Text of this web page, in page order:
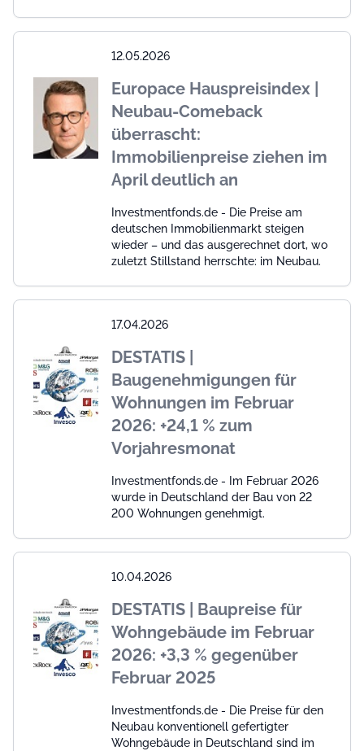
12.05.2026
Europace Hauspreisindex |
Neubau-Comeback
überrascht:
Immobilienpreise ziehen im
April deutlich an
Investmentfonds.de - Die Preise am
deutschen Immobilienmarkt steigen
wieder – und das ausgerechnet dort, wo
zuletzt Stillstand herrschte: im Neubau.
17.04.2026
DESTATIS |
Baugenehmigungen für
Wohnungen im Februar
2026: +24,1 % zum
Vorjahresmonat
Investmentfonds.de - Im Februar 2026
wurde in Deutschland der Bau von 22
200 Wohnungen genehmigt.
10.04.2026
DESTATIS | Baupreise für
Wohngebäude im Februar
2026: +3,3 % gegenüber
Februar 2025
Investmentfonds.de - Die Preise für den
Neubau konventionell gefertigter
Wohngebäude in Deutschland sind im